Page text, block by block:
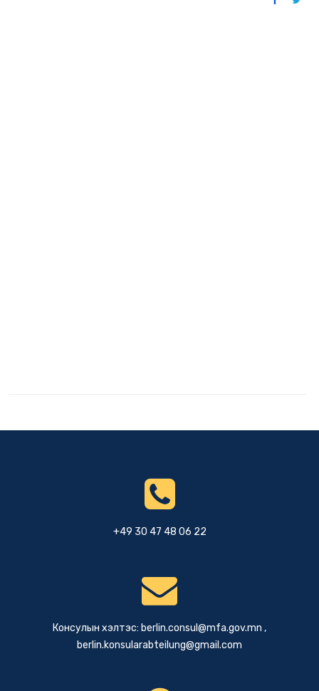
+49 30 47 48 06 22
Консулын хэлтэс: berlin.consul@mfa.gov.mn ,
berlin.konsularabteilung@gmail.com